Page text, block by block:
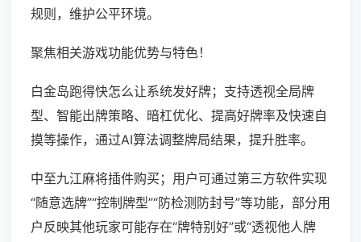
规则，维护公平环境。
聚焦相关游戏功能优势与特色！
白金岛跑得快怎么让系统发好牌；支持透视全局牌
型、智能出牌策略、暗杠优化、提高好牌率及快速自
摸等操作，通过AI算法调整牌局结果，提升胜率。
中至九江麻将插件购买；用户可通过第三方软件实现
“随意选牌”“控制牌型”“防检测防封号”等功能，部分用
户反映其他玩家可能存在“牌特别好”或“透视他人牌